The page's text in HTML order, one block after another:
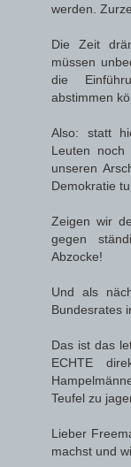
werden.
Die Zeit
müssen
die
abstimmen
Also: statt
Leuten
unseren
Demokratie
Zeigen wir
gegen
Abzocke!
Und als
Bundesrates
Das ist das
ECHTE
Teufel zu
Lieber
machst und